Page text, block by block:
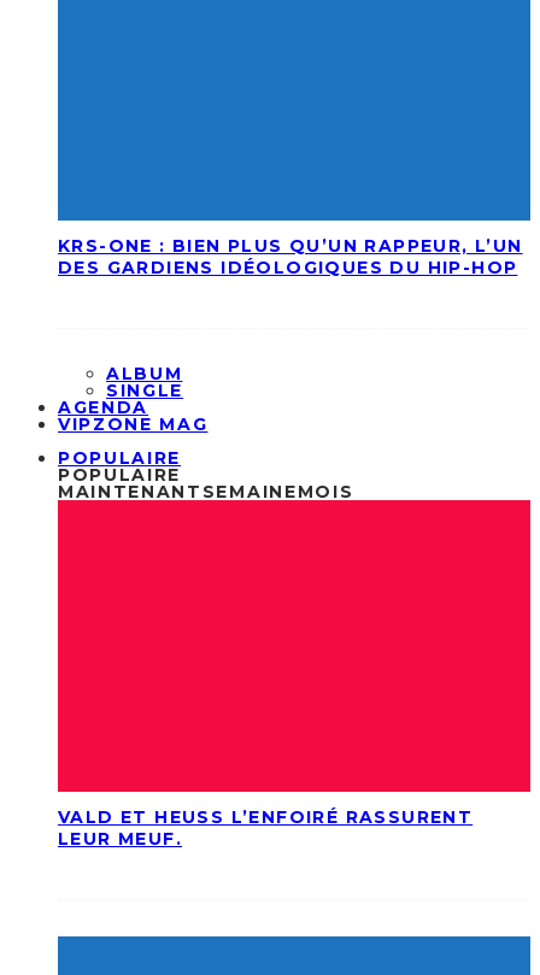
KRS-ONE : BIEN PLUS QU’UN RAPPEUR, L’UN
DES GARDIENS IDÉOLOGIQUES DU HIP-HOP
ALBUM
SINGLE
AGENDA
VIPZONE MAG
POPULAIRE
POPULAIRE
MAINTENANT SEMAINEMOIS
VALD ET HEUSS L’ENFOIRÉ RASSURENT
LEUR MEUF.